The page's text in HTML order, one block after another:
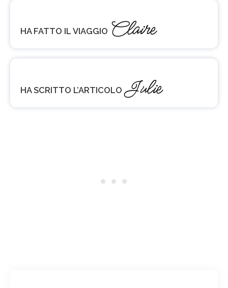
HA FATTO IL VIAGGIO Claire
HA SCRITTO L’ARTICOLO Julie